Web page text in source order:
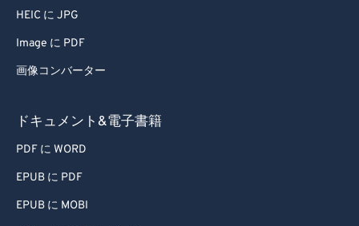
HEIC に JPG
Image に PDF
画像コンバーター
ドキュメント&電子書籍
PDF に WORD
EPUB に PDF
EPUB に MOBI